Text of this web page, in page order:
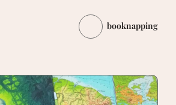
booknapping